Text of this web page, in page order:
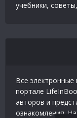
учебники,
Все электронные
портале
авторов и
ознакомления.